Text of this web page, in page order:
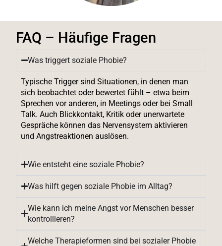
FAQ – Häufige Fragen
Was triggert soziale Phobie?
Typische Trigger sind Situationen, in denen man
sich beobachtet oder bewertet fühlt – etwa beim
Sprechen vor anderen, in Meetings oder bei Small
Talk. Auch Blickkontakt, Kritik oder unerwartete
Gespräche können das Nervensystem aktivieren
und Angstreaktionen auslösen.
Wie entsteht eine soziale Phobie?
Was hilft gegen soziale Phobie im Alltag?
Wie kann ich meine Angst vor Menschen besser
kontrollieren?
Welche Therapieformen sind bei sozialer Phobie